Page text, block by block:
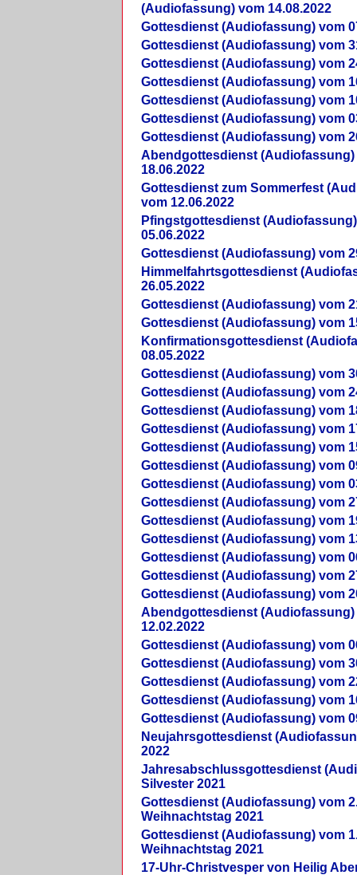
(Audiofassung) vom 14.08.2022
Gottesdienst (Audiofassung) vom
Gottesdienst (Audiofassung) vom
Gottesdienst (Audiofassung) vom
Gottesdienst (Audiofassung) vom
Gottesdienst (Audiofassung) vom
Gottesdienst (Audiofassung) vom
Gottesdienst (Audiofassung) vom
Abendgottesdienst (Audiofassung)
18.06.2022
Gottesdienst zum Sommerfest
vom 12.06.2022
Pfingstgottesdienst
05.06.2022
Gottesdienst (Audiofassung) vom
Himmelfahrtsgottesdienst
26.05.2022
Gottesdienst (Audiofassung) vom
Gottesdienst (Audiofassung) vom
Konfirmationsgottesdienst
08.05.2022
Gottesdienst (Audiofassung) vom
Gottesdienst (Audiofassung) vom
Gottesdienst (Audiofassung) vom
Gottesdienst (Audiofassung) vom
Gottesdienst (Audiofassung) vom
Gottesdienst (Audiofassung) vom
Gottesdienst (Audiofassung) vom
Gottesdienst (Audiofassung) vom
Gottesdienst (Audiofassung) vom
Gottesdienst (Audiofassung) vom
Gottesdienst (Audiofassung) vom
Gottesdienst (Audiofassung) vom
Gottesdienst (Audiofassung) vom
Abendgottesdienst (Audiofassung)
12.02.2022
Gottesdienst (Audiofassung) vom
Gottesdienst (Audiofassung) vom
Gottesdienst (Audiofassung) vom
Gottesdienst (Audiofassung) vom
Gottesdienst (Audiofassung) vom
Neujahrsgottesdienst
2022
Jahresabschlussgottesdienst
Silvester 2021
Gottesdienst (Audiofassung) vom
Weihnachtstag 2021
Gottesdienst (Audiofassung) vom
Weihnachtstag 2021
17-Uhr-Christvesper von Heilig